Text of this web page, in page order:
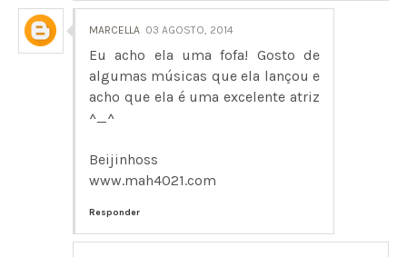
MARCELLA 03 AGOSTO, 2014
Eu acho ela uma fofa! Gosto de
algumas músicas que ela lançou e
acho que ela é uma excelente atriz
^_^
Beijinhoss
www.mah4021.com
Responder